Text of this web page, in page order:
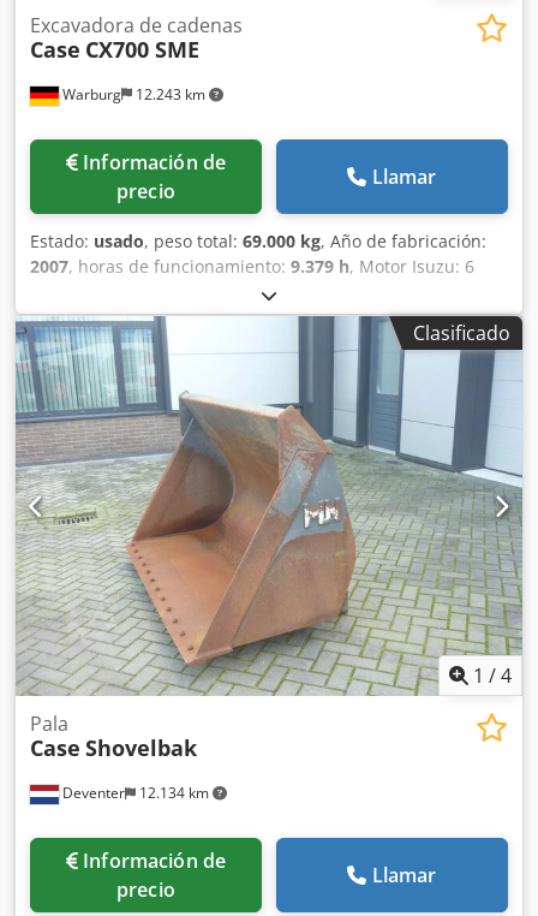
Warburg 12.243 km
Excavadora de cadenas
Case CX700 SME
Información de
precio
Llamar
Estado: usado, peso total: 69.000 kg, Año de fabricación:
2007, horas de funcionamiento: 9.379 h, Motor Isuzu: 6
cilindros, 345 kW – AH-6WG1X – EPA y CE Pluma 6,58 m
Brazo 3 m Zapatas de oruga 650 mm Todas las tuberías
hidráulicas (martillo/garra y rotación) Enganche rápido
hidráulico: OIL Quick OQ90 o Lehnhoff HS80 Cazo de
excavación profunda – 4,55 m³ SAE Peso de transporte: 69 t
Ancho de transporte: 3,93 m Ancho de trabajo (4,14 m con
escalones) Altura de transporte: 4,37 m La máquina ha
sido revisada y reparada en nuestro taller Informe a
petición Gran mantenimiento realizado: todos los aceites y
filtros cambiados, incluyendo 650 litros de aceite
hidráulico. Dodpfoul U H Tsx Afxjwa CASE Alemania marzo
2026: El motor tiene 6 inyectores nuevos (factura a
petición)
Clasificado
1 /4
Deventer 12.134 km
Pala
Case Shovelbak
Información de
precio
Llamar